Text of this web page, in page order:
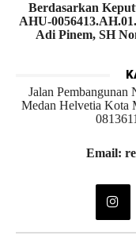
Berdasarkan
AHU-
Adi Pinem, SH
Jalan
Medan Helvetia Kota
Email: